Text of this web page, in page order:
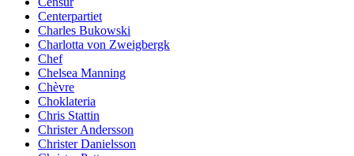
Centerpartiet
Charles Bukowski
Charlotta von Zweigbergk
Chef
Chelsea Manning
Chèvre
Choklateria
Chris Stattin
Christer Andersson
Christer Danielsson